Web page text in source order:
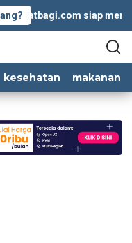
siap
kesehatan makanan